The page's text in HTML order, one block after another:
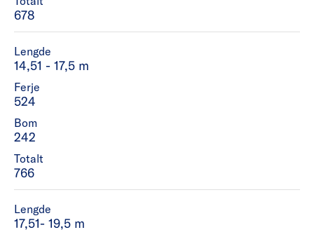
678
Lengde
14,51 - 17,5 m
Ferje
524
Bom
242
Totalt
766
Lengde
17,51- 19,5 m